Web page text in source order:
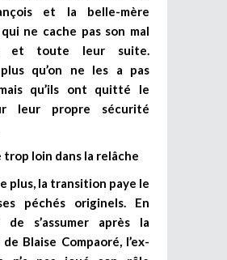
et la belle-mère
ne cache pas son mal
et toute leur suite.
qu’on ne les a pas
qu’ils ont quitté le
leur propre sécurité
trop loin dans la relâche
plus, la transition paye le
péchés originels. En
de s’assumer après la
Blaise Compaoré, l’ex-